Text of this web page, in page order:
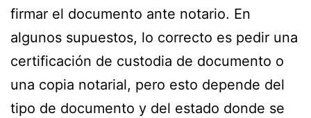
firmar el documento ante notario. En
algunos supuestos, lo correcto es pedir una
certificación de custodia de documento o
una copia notarial, pero esto depende del
tipo de documento y del estado donde se